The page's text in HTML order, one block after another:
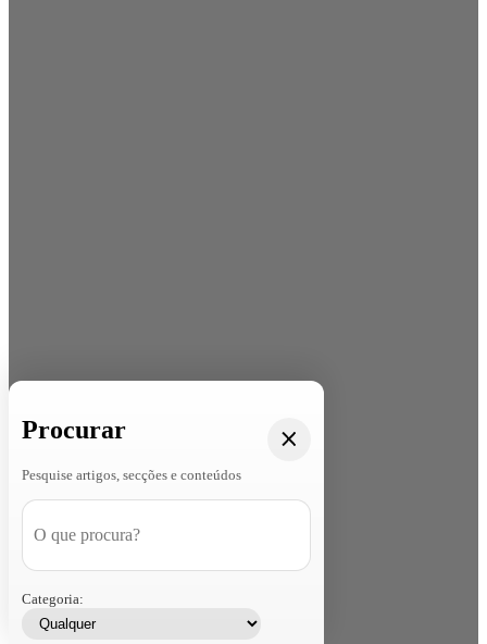
Procurar
Pesquise artigos, secções e conteúdos
Categoria: